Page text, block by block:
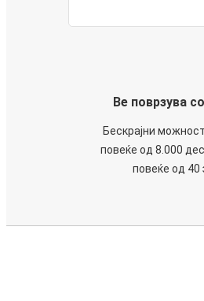
Ве поврзува
Бескрајни
повеќе од 8.000
повеќе од 40